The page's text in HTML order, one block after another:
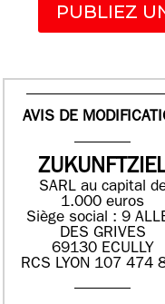
PUBLIEZ
AVIS DE
SARL au capital
1.000 euros
Siège social : 9
DES GRIVES
69130 ECULLY
RCS LYON 107 474